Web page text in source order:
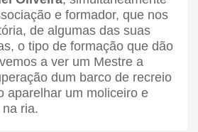
e formador, que nos
de algumas das suas
o tipo de formação que dão
a ver um Mestre a
dum barco de recreio
aparelhar um moliceiro e
ria.